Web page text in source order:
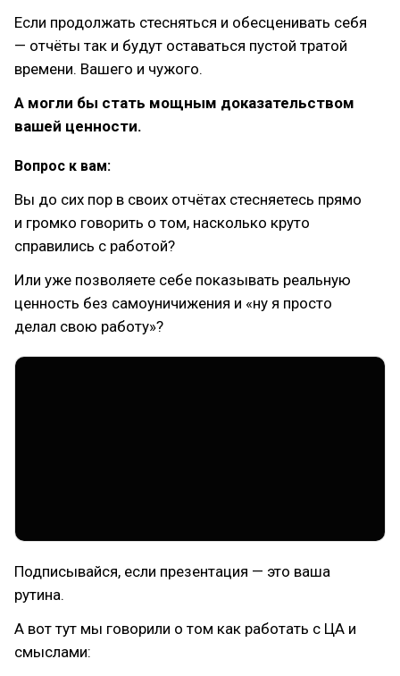
Если продолжать стесняться и обесценивать себя
— отчёты так и будут оставаться пустой тратой
времени. Вашего и чужого.
А могли бы стать мощным доказательством
вашей ценности.
Вопрос к вам:
Вы до сих пор в своих отчётах стесняетесь прямо
и громко говорить о том, насколько круто
справились с работой?
Или уже позволяете себе показывать реальную
ценность без самоуничижения и «ну я просто
делал свою работу»?
Подписывайся, если презентация — это ваша
рутина.
А вот тут мы говорили о том как работать с ЦА и
смыслами: